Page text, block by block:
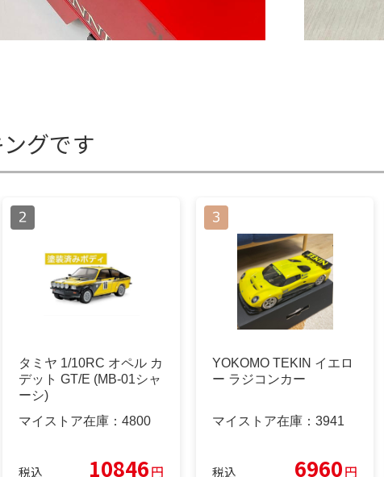
グです
タミヤ 1/10RC オペル カ
デット GT/E (MB-01シャ
ーシ)
マイストア在庫： 4800
税込 10846円
YOKOMO TEKIN イエロ
ー ラジコンカー
マイストア在庫： 3941
税込 6960円